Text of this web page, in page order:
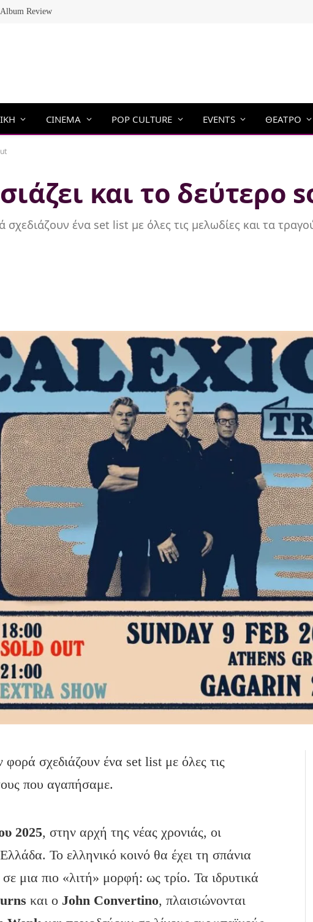
Review
CINEMA POP CULTURE EVENTS ΘΕΑΤΡΟ
και το δεύτερο
ένα set list με όλες τις μελωδίες και τα
σχεδιάζουν ένα set list με όλες τις
που αγαπήσαμε.
2025, στην αρχή της νέας χρονιάς, οι
Το ελληνικό κοινό θα έχει τη σπάνια
μια πιο «λιτή» μορφή: ως τρίο. Τα ιδρυτικά
και ο John Convertino, πλαισιώνονται